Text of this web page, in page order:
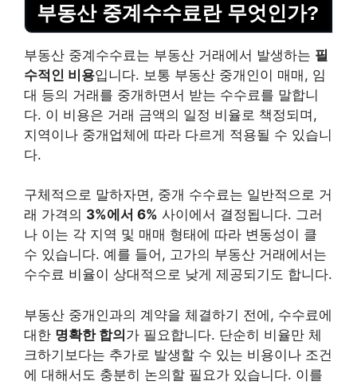
부동산 중계수수료란 무엇인가?
부동산 중계수수료는 부동산 거래에서 발생하는 필
수적인 비용입니다. 보통 부동산 중개인이 매매, 임
대 등의 거래를 중개하면서 받는 수수료를 말합니
다. 이 비용은 거래 금액의 일정 비율로 책정되며,
지역이나 중개업체에 따라 다르게 적용될 수 있습니
다.
구체적으로 말하자면, 중개 수수료는 일반적으로 거
래 가격의 3%에서 6% 사이에서 결정됩니다. 그러
나 이는 각 지역 및 매매 형태에 따라 변동성이 클
수 있습니다. 예를 들어, 고가의 부동산 거래에서는
수수료 비율이 상대적으로 낮게 제공되기도 합니다.
부동산 중개인과의 계약을 체결하기 전에, 수수료에
대한 명확한 합의가 필요합니다. 단순히 비율만 체
크하기보다는 추가로 발생할 수 있는 비용이나 조건
에 대해서도 충분히 논의할 필요가 있습니다. 이를